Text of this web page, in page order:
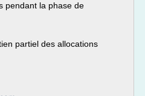
pendant la phase de
partiel des allocations